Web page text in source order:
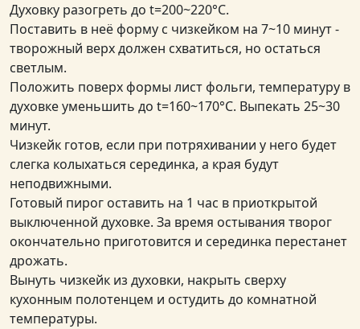
Духовку разогреть до t=200~220°C.
Поставить в неё форму с чизкейком на 7~10 минут -
творожный верх должен схватиться, но остаться
светлым.
Положить поверх формы лист фольги, температуру в
духовке уменьшить до t=160~170°C. Выпекать 25~30
минут.
Чизкейк готов, если при потряхивании у него будет
слегка колыхаться серединка, а края будут
неподвижными.
Готовый пирог оставить на 1 час в приоткрытой
выключенной духовке. За время остывания творог
окончательно приготовится и серединка перестанет
дрожать.
Вынуть чизкейк из духовки, накрыть сверху
кухонным полотенцем и остудить до комнатной
температуры.